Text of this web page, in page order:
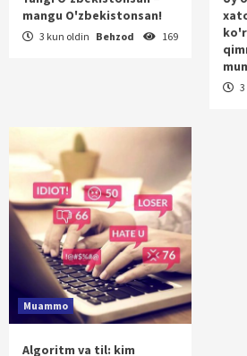
mangu O'zbekistonsan!
3 kun oldin Behzod 169
Muammo
Algoritm va til: kim